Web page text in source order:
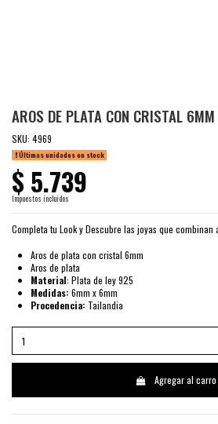
AROS DE PLATA CON CRISTAL 6MM
SKU: 4969
Últimas unidades en stock
$ 5.739
Impuestos incluidos
Completa tu Look y Descubre las joyas que
Aros de plata con cristal 6mm
Aros de plata
Material: Plata de ley 925
Medidas: 6mm x 6mm
Procedencia: Tailandia
Agregar al carro